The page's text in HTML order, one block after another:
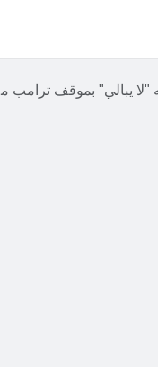
بموقف ترامب من عضوية أوكرانيا في الناتو